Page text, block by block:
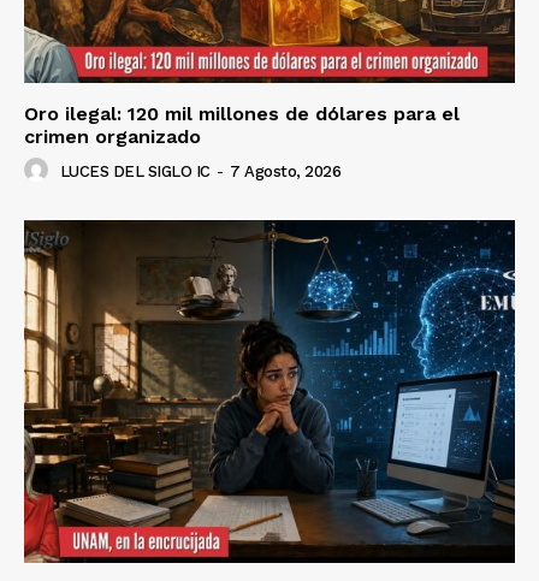
Oro ilegal: 120 mil millones de dólares para el
crimen organizado
LUCES DEL SIGLO IC - 7 Agosto, 2026